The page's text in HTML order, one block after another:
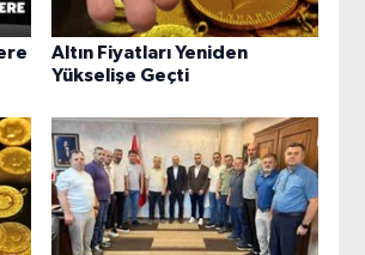
Altın Fiyatları Yeniden
Yükselişe Geçti